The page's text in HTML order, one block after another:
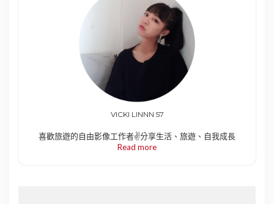
VICKI LINNN 57
喜歡旅遊的自由影像工作者✌️分享生活、旅遊、自我成長
Read more